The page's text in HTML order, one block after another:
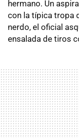
hermano. Un
con la típica tropa
nerdo, el oficial
ensalada de tiros